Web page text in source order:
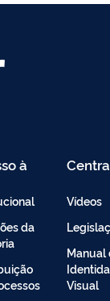
à
da
Vídeos
Manual
Visual